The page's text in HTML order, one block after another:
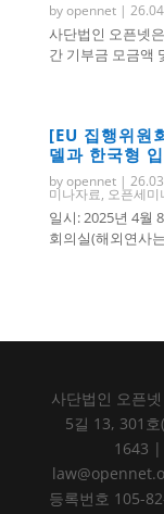
byopennet|
사단법인 오픈넷
간 기부금 모금액
[EU 집행위원
델과 한국형
byopennet|
미나자료, 오픈세미
일시: 2025년 4월
회의실(해외연사
사단법인 오픈
5길 13, 301
1643 |
등록번호 105-